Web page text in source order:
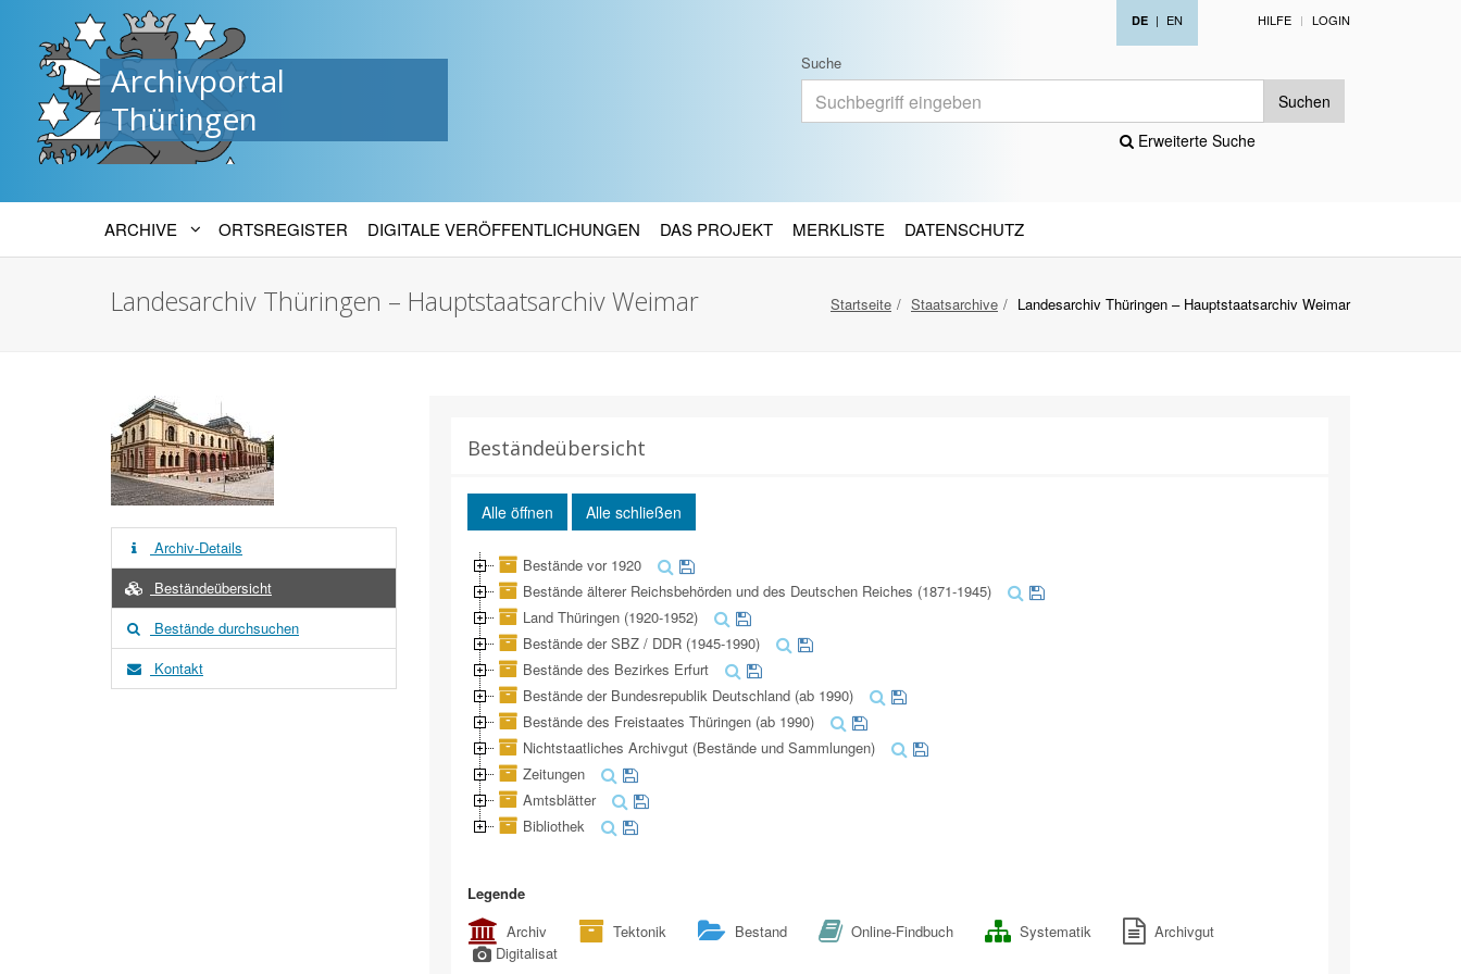
Archivportal
Thüringen
DE | EN HILFE LOGIN
Suche
Suchen
Erweiterte Suche
ARCHIVE ORTSREGISTER DIGITALE VERÖFFENTLICHUNGEN DAS PROJEKT MERKLISTE DATENSCHUTZ
Startseite Staatsarchive Landesarchiv Thüringen – Hauptstaatsarchiv Weimar
Landesarchiv Thüringen – Hauptstaatsarchiv Weimar
Archiv-Details
Beständeübersicht
Bestände durchsuchen
Kontakt
Beständeübersicht
Alle öffnen Alle schließen
Bestände vor 1920
Bestände älterer Reichsbehörden und des Deutschen Reiches (1871-1945)
Land Thüringen (1920-1952)
Bestände der SBZ / DDR (1945-1990)
Bestände des Bezirkes Erfurt
Bestände der Bundesrepublik Deutschland (ab 1990)
Bestände des Freistaates Thüringen (ab 1990)
Nichtstaatliches Archivgut (Bestände und Sammlungen)
Zeitungen
Amtsblätter
Bibliothek
Legende
Archiv
Tektonik Bestand Online-Findbuch Systematik
Archivgut
Digitalisat